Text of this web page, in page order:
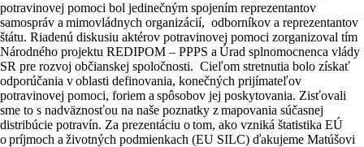
potravinovej pomoci bol jedinečným spojením reprezentantov
samospráv a mimovládnych organizácií, odborníkov a reprezentantov
štátu. Riadenú diskusiu aktérov potravinovej pomoci zorganizoval tím
Národného projektu REDIPOM – PPPS a Úrad splnomocnenca vlády
SR pre rozvoj občianskej spoločnosti. Cieľom stretnutia bolo získať
odporúčania v oblasti definovania, konečných prijímateľov
potravinovej pomoci, foriem a spôsobov jej poskytovania. Zisťovali
sme to s nadväznosťou na naše poznatky z mapovania súčasnej
distribúcie potravín. Za prezentáciu o tom, ako vzniká štatistika EÚ
o príjmoch a životných podmienkach (EU SILC) ďakujeme Matúšovi